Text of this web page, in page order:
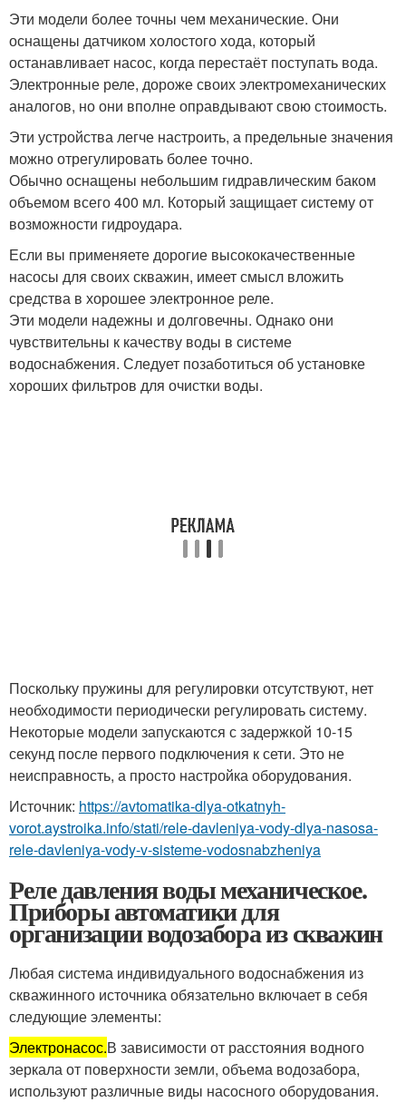
Эти модели более точны чем механические. Они
оснащены датчиком холостого хода, который
останавливает насос, когда перестаёт поступать вода.
Электронные реле, дороже своих электромеханических
аналогов, но они вполне оправдывают свою стоимость.
Эти устройства легче настроить, а предельные значения
можно отрегулировать более точно.
Обычно оснащены небольшим гидравлическим баком
объемом всего 400 мл. Который защищает систему от
возможности гидроудара.
Если вы применяете дорогие высококачественные
насосы для своих скважин, имеет смысл вложить
средства в хорошее электронное реле.
Эти модели надежны и долговечны. Однако они
чувствительны к качеству воды в системе
водоснабжения. Следует позаботиться об установке
хороших фильтров для очистки воды.
Поскольку пружины для регулировки отсутствуют, нет
необходимости периодически регулировать систему.
Некоторые модели запускаются с задержкой 10-15
секунд после первого подключения к сети. Это не
неисправность, а просто настройка оборудования.
Источник: https://avtomatika-dlya-otkatnyh-
vorot.aystroika.info/stati/rele-davleniya-vody-dlya-nasosa-
rele-davleniya-vody-v-sisteme-vodosnabzheniya
Реле давления воды механическое.
Приборы автоматики для
организации водозабора из скважин
Любая система индивидуального водоснабжения из
скважинного источника обязательно включает в себя
следующие элементы:
Электронасос.В зависимости от расстояния водного
зеркала от поверхности земли, объема водозабора,
используют различные виды насосного оборудования.